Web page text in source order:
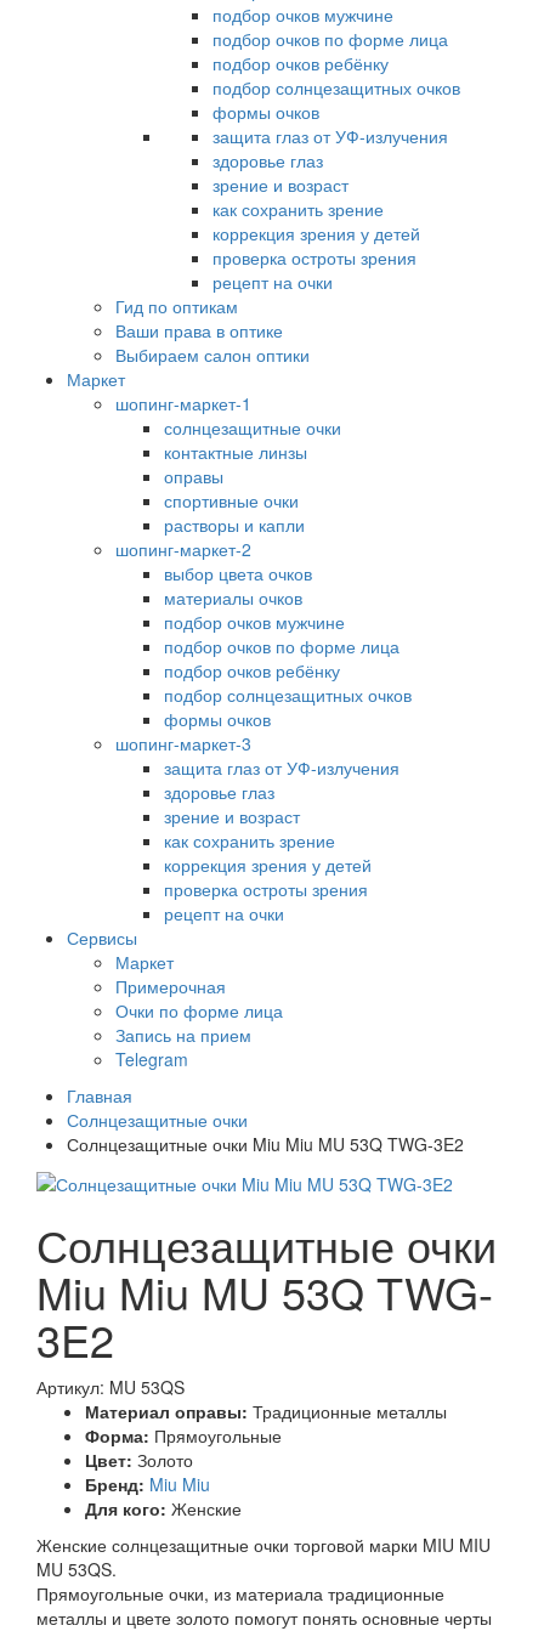
подбор очков мужчине
подбор очков по форме лица
подбор очков ребёнку
подбор солнцезащитных очков
формы очков
защита глаз от УФ-излучения
здоровье глаз
зрение и возраст
как сохранить зрение
коррекция зрения у детей
проверка остроты зрения
рецепт на очки
Гид по оптикам
Ваши права в оптике
Выбираем салон оптики
Маркет
шопинг-маркет-1
солнцезащитные очки
контактные линзы
оправы
спортивные очки
растворы и капли
шопинг-маркет-2
выбор цвета очков
материалы очков
подбор очков мужчине
подбор очков по форме лица
подбор очков ребёнку
подбор солнцезащитных очков
формы очков
шопинг-маркет-3
защита глаз от УФ-излучения
здоровье глаз
зрение и возраст
как сохранить зрение
коррекция зрения у детей
проверка остроты зрения
рецепт на очки
Сервисы
Маркет
Примерочная
Очки по форме лица
Запись на прием
Telegram
Главная
Солнцезащитные очки
Солнцезащитные очки Miu Miu MU 53Q TWG-3E2
Солнцезащитные очки
Miu Miu MU 53Q TWG-
3E2
Артикул: MU 53QS
Материал оправы: Традиционные металлы
Форма: Прямоугольные
Цвет: Золото
Бренд: Miu Miu
Для кого: Женские
Женские солнцезащитные очки торговой марки MIU MIU
MU 53QS.
Прямоугольные очки, из материала традиционные
металлы и цвете золото помогут понять основные черты